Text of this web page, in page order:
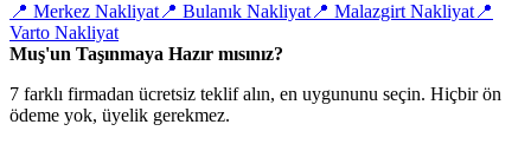
📍 Merkez Nakliyat 📍 Bulanık Nakliyat 📍 Malazgirt Nakliyat 📍
Varto Nakliyat
Muş'un Taşınmaya Hazır mısınız?
7 farklı firmadan ücretsiz teklif alın, en uygununu seçin. Hiçbir ön
ödeme yok, üyelik gerekmez.